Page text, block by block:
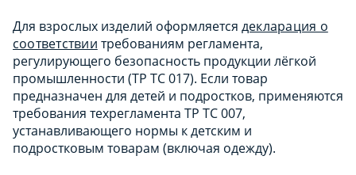
Для взрослых изделий оформляется декларация о
соответствии требованиям регламента,
регулирующего безопасность продукции лёгкой
промышленности (ТР ТС 017). Если товар
предназначен для детей и подростков, применяются
требования техрегламента ТР ТС 007,
устанавливающего нормы к детским и
подростковым товарам (включая одежду).